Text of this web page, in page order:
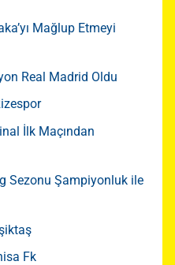
Mağlup Etmeyi
Real Madrid Oldu
İlk Maçından
Sezonu Şampiyonluk ile
Fk